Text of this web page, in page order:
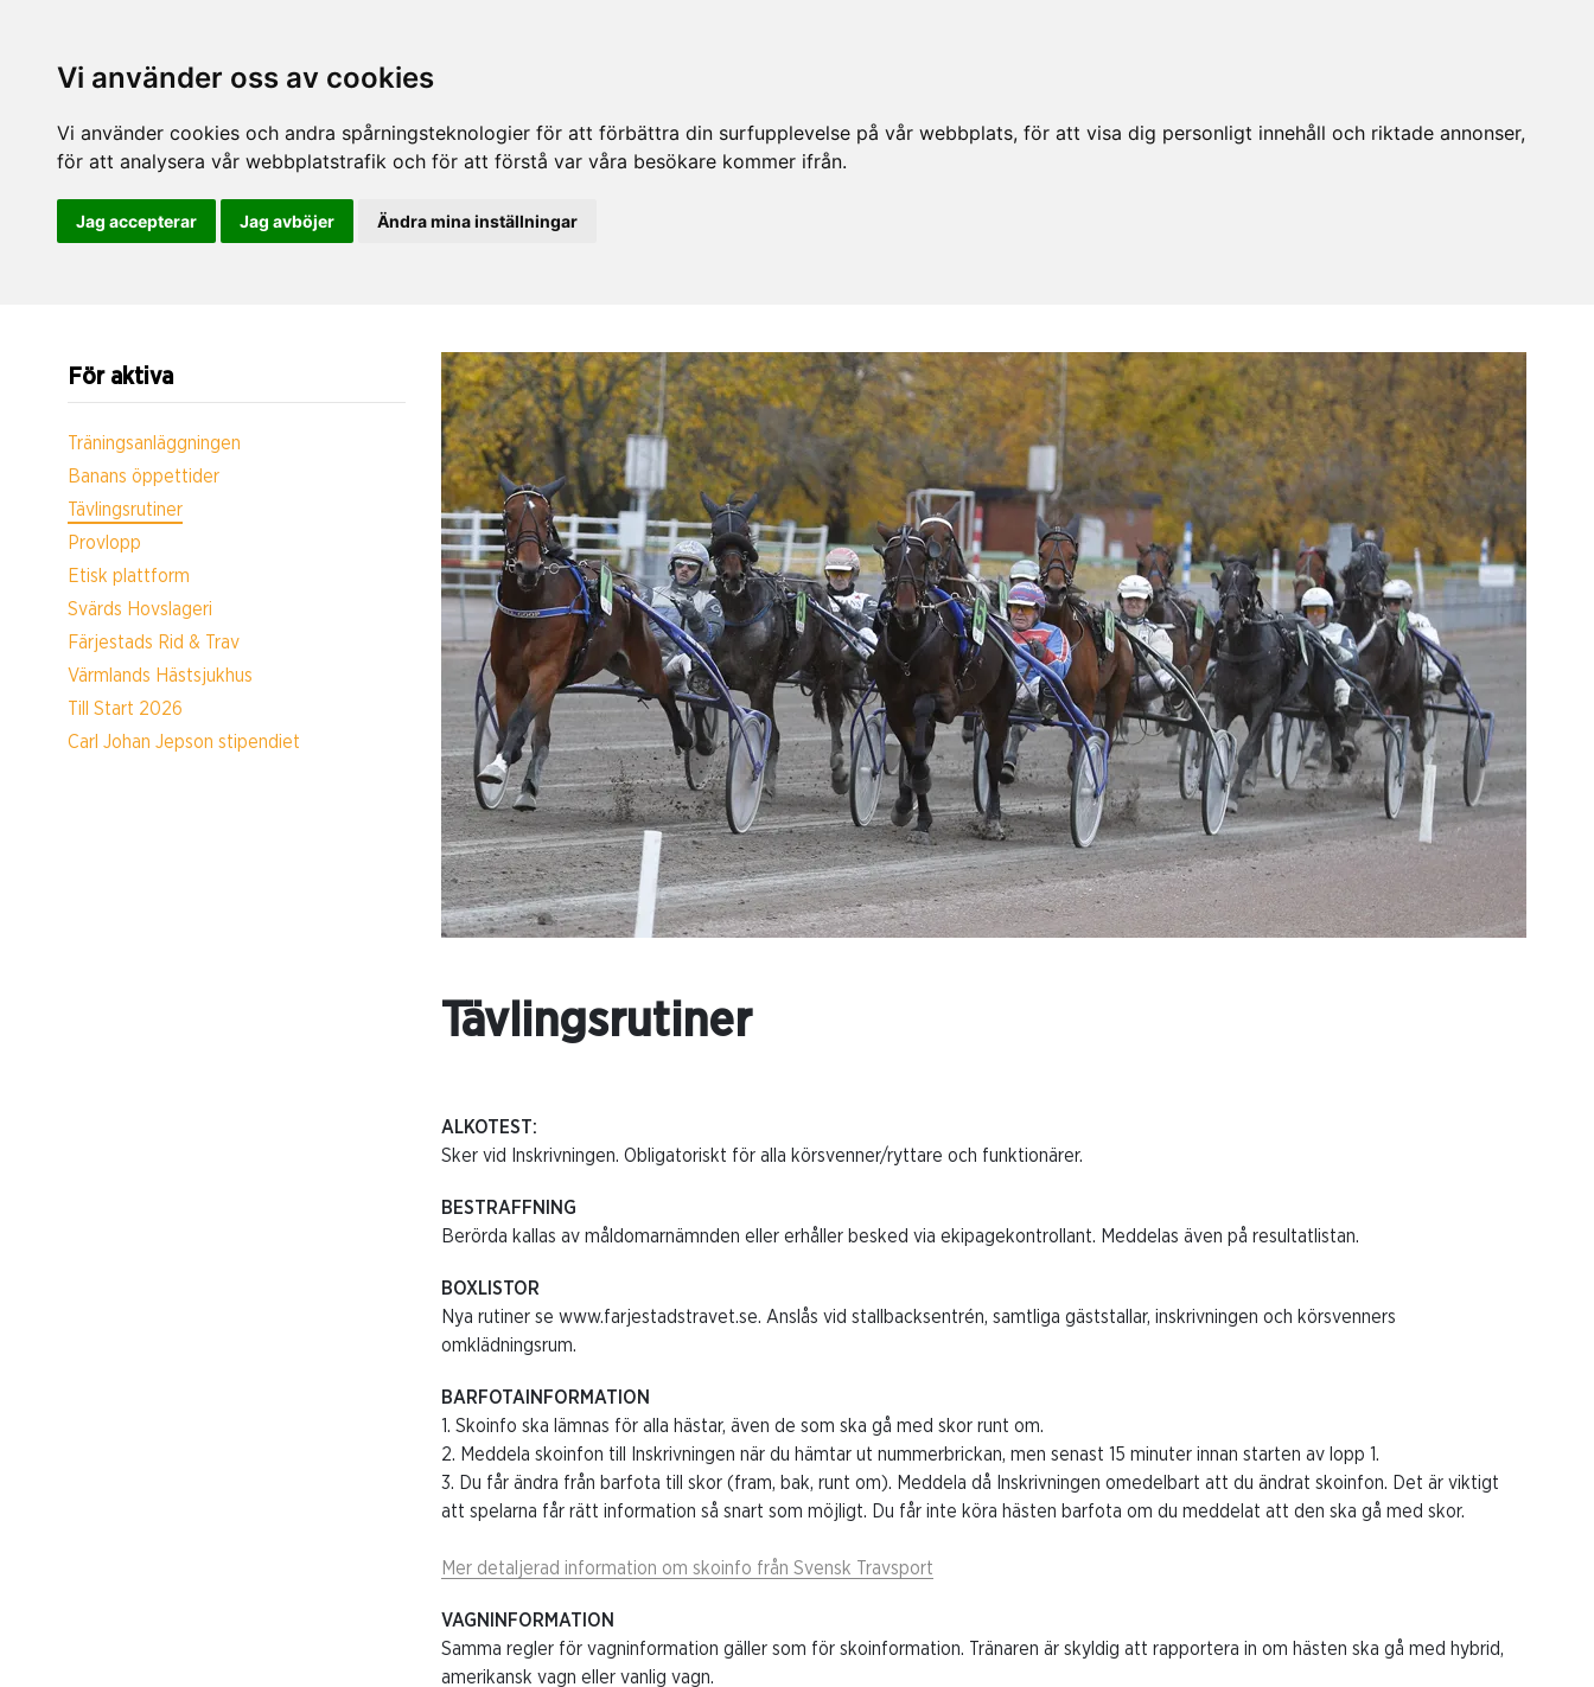
Vi använder oss av cookies
Vi använder cookies och andra spårningsteknologier för att förbättra din surfupplevelse på vår webbplats, för att visa dig personligt innehåll och riktade annonser,
för att analysera vår webbplatstrafik och för att förstå var våra besökare kommer ifrån.
Jag accepterar Jag avböjer Ändra mina inställningar
För aktiva
Träningsanläggningen
Banans öppettider
Tävlingsrutiner
Provlopp
Etisk plattform
Svärds Hovslageri
Färjestads Rid & Trav
Värmlands Hästsjukhus
Till Start 2026
Carl Johan Jepson stipendiet
Tävlingsrutiner
ALKOTEST:
Sker vid Inskrivningen. Obligatoriskt för alla körsvenner/ryttare och funktionärer.
BESTRAFFNING
Berörda kallas av måldomarnämnden eller erhåller besked via ekipagekontrollant. Meddelas även på resultatlistan.
BOXLISTOR
Nya rutiner se www.farjestadstravet.se. Anslås vid stallbacksentrén, samtliga gäststallar, inskrivningen och körsvenners
omklädningsrum.
BARFOTAINFORMATION
1. Skoinfo ska lämnas för alla hästar, även de som ska gå med skor runt om.
2. Meddela skoinfon till Inskrivningen när du hämtar ut nummerbrickan, men senast 15 minuter innan starten av lopp 1.
3. Du får ändra från barfota till skor (fram, bak, runt om). Meddela då Inskrivningen omedelbart att du ändrat skoinfon. Det är viktigt
att spelarna får rätt information så snart som möjligt. Du får inte köra hästen barfota om du meddelat att den ska gå med skor.
Mer detaljerad information om skoinfo från Svensk Travsport
VAGNINFORMATION
Samma regler för vagninformation gäller som för skoinformation. Tränaren är skyldig att rapportera in om hästen ska gå med hybrid,
amerikansk vagn eller vanlig vagn.